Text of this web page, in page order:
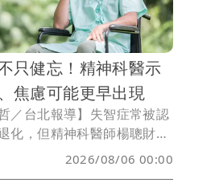
只健忘！精神科醫示
焦慮可能更早出現
／台北報導】失智症常被認
化，但精神科醫師楊聰財提
確診前，最早出現的症狀其
情，而是情緒改變，包括憂
2026/08/06 00:00